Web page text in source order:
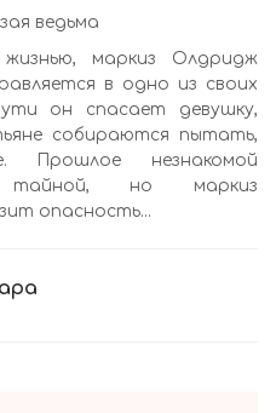
ведьма
жизнью, маркиз Олдридж
в одно из своих
он спасает девушку,
собираются пытать,
Прошлое незнакомой
тайной, но маркиз
опасность...